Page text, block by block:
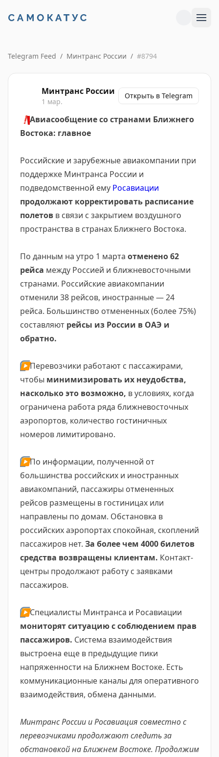
Telegram Feed / Минтранс России / #8794
Минтранс России
1 мар.
Открыть в Telegram
❗️Авиасообщение со странами Ближнего
Востока: главное
Российские и зарубежные авиакомпании при
поддержке Минтранса России и
подведомственной ему Росавиации
продолжают корректировать расписание
полетов в связи с закрытием воздушного
пространства в странах Ближнего Востока.
По данным на утро 1 марта отменено 62
рейса между Россией и ближневосточными
странами. Российские авиакомпании
отменили 38 рейсов, иностранные — 24
рейса. Большинство отмененных (более 75%)
составляют рейсы из России в ОАЭ и
обратно.
▶️Перевозчики работают с пассажирами,
чтобы минимизировать их неудобства,
насколько это возможно, в условиях, когда
ограничена работа ряда ближневосточных
аэропортов, количество гостиничных
номеров лимитировано.
▶️По информации, полученной от
большинства российских и иностранных
авиакомпаний, пассажиры отмененных
рейсов размещены в гостиницах или
направлены по домам. Обстановка в
российских аэропортах спокойная, скоплений
пассажиров нет. За более чем 4000 билетов
средства возвращены клиентам. Контакт-
центры продолжают работу с заявками
пассажиров.
▶️Специалисты Минтранса и Росавиации
мониторят ситуацию с соблюдением прав
пассажиров. Система взаимодействия
выстроена еще в предыдущие пики
напряженности на Ближнем Востоке. Есть
коммуникационные каналы для оперативного
взаимодействия, обмена данными.
Минтранс России и Росавиация совместно с
перевозчиками продолжают следить за
обстановкой на Ближнем Востоке. Продолжим